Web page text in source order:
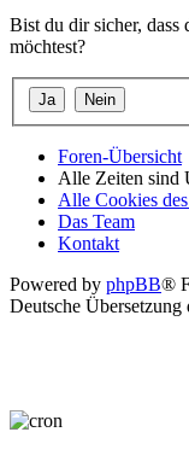
Bist du dir sicher, dass
möchtest?
Foren-Übersicht
Alle Zeiten sind
Alle Cookies
Das Team
Kontakt
Powered by phpBB®
Deutsche Übersetzung